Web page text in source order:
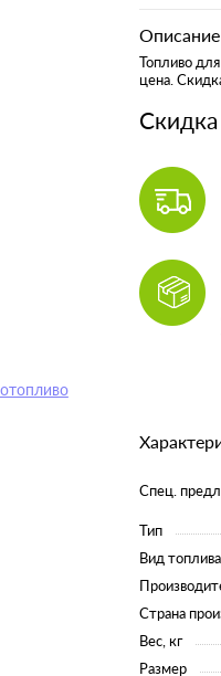
Описание
Топливо
цена.
Спец.
Тип
Вид топлива
Страна
Вес, кг
Размер